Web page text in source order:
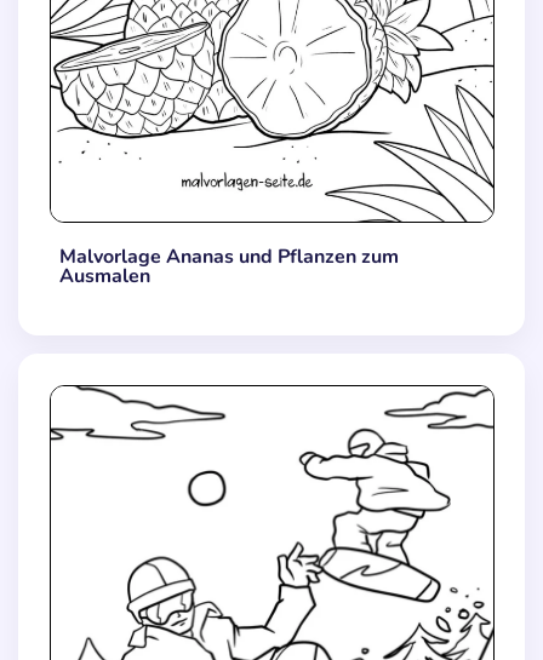
Malvorlage Ananas und Pflanzen zum
Ausmalen